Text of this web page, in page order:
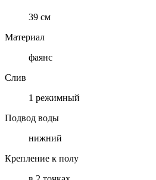
39 см
Материал
фаянс
Слив
1 режимный
Подвод воды
нижний
Крепление к полу